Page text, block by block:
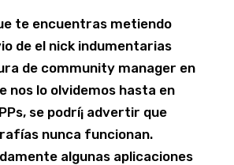
te encuentras metiendo
de el nick indumentarias
de community manager en
nos lo olvidemos hasta en
se podrí¡ advertir que
nunca funcionan.
algunas aplicaciones